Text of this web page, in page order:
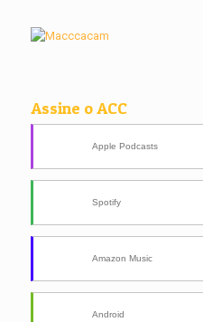
Assine o ACC
Apple Podcasts
Spotify
Amazon Music
Android